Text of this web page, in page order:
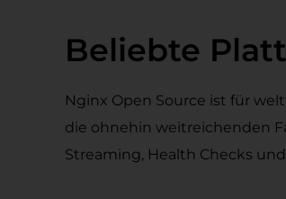
Beliebte
Nginx Open Source ist für
die ohnehin weitreichenden
Streaming, Health Checks